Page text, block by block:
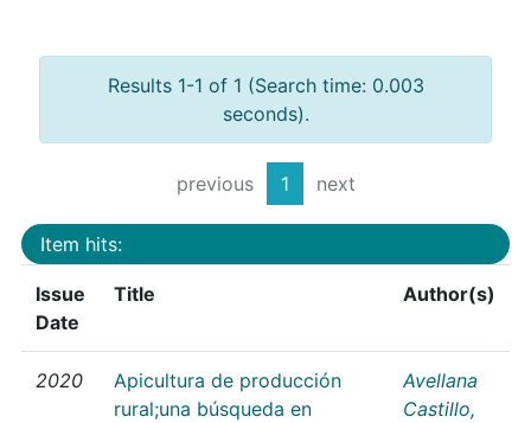
Results 1-1 of 1 (Search time: 0.003
seconds).
previous 1 next
Item hits:
Issue
Date
Title Author(s)
2020
Apicultura de producción
rural;una búsqueda en
Avellana
Castillo,